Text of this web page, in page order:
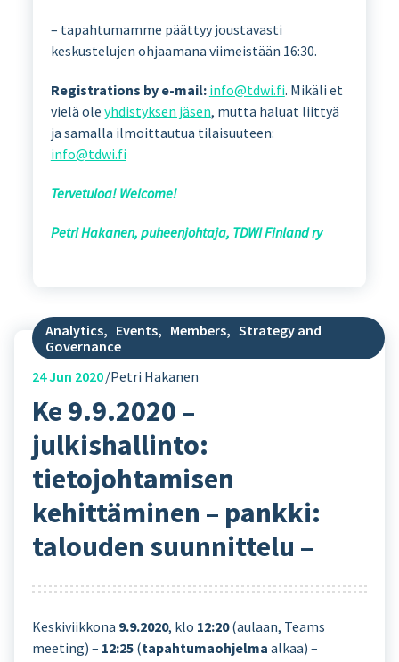
– tapahtumamme päättyy joustavasti
keskustelujen ohjaamana viimeistään 16:30.
Registrations by e-mail: info@tdwi.fi. Mikäli et
vielä ole yhdistyksen jäsen, mutta haluat liittyä
ja samalla ilmoittautua tilaisuuteen:
info@tdwi.fi
Tervetuloa! Welcome!
Petri Hakanen, puheenjohtaja, TDWI Finland ry
Analytics, Events, Members, Strategy and
Governance
24Jun 2020 Petri Hakanen
Ke 9.9.2020 –
julkishallinto:
tietojohtamisen
kehittäminen – pankki:
talouden suunnittelu –
Keskiviikkona 9.9.2020, klo 12:20(aulaan, Teams
meeting) – 12:25 (tapahtumaohjelma alkaa) –